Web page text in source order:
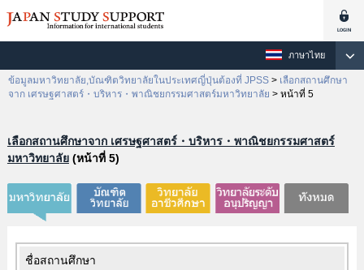
ภาษาไทย
ข้อมูลมหาวิทยาลัย,บัณฑิตวิทยาลัยในประเทศญี่ปุ่นต้องที่ JPSS > เลือกสถานศึกษา
จาก เศรษฐศาสตร์・บริหาร・พาณิชยกรรมศาสตร์มหาวิทยาลัย > หน้าที่ 5
เลือกสถานศึกษาจาก เศรษฐศาสตร์・บริหาร・พาณิชยกรรมศาสตร์
มหาวิทยาลัย(หน้าที่ 5)
ชื่อสถานศึกษา